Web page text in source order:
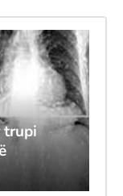
trupi